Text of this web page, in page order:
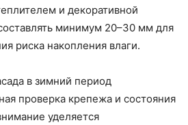
и декоративной
минимум 20–30 мм для
риска накопления влаги.
в зимний период
проверка крепежа и состояния
уделяется